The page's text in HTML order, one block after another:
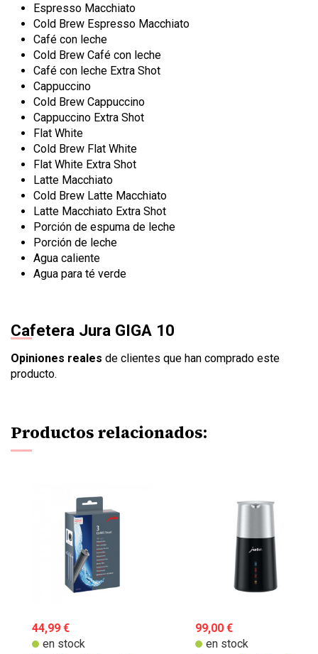
Espresso Macchiato
Cold Brew Espresso Macchiato
Café con leche
Cold Brew Café con leche
Café con leche Extra Shot
Cappuccino
Cold Brew Cappuccino
Cappuccino Extra Shot
Flat White
Cold Brew Flat White
Flat White Extra Shot
Latte Macchiato
Cold Brew Latte Macchiato
Latte Macchiato Extra Shot
Porción de espuma de leche
Porción de leche
Agua caliente
Agua para té verde
Cafetera Jura GIGA 10
Opiniones reales de clientes que han comprado este
producto.
Productos relacionados:
44,99 €
en stock
99,00 €
en stock